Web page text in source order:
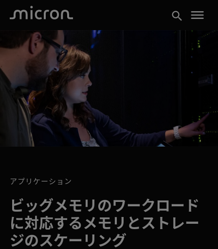
search menu
アプリケーション
ビッグメモリのワークロード
に対応するメモリとストレー
ジのスケーリング